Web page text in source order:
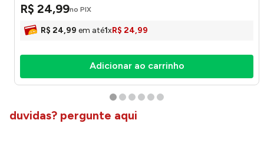
R$ 24,99no PIX
R$ 24,99 em até1xR$ 24,99
Adicionar ao carrinho
duvidas? pergunte aqui